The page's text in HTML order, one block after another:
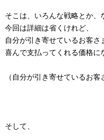
そこは、いろんな戦略とか、
今回は詳細は省くけれど、
自分が引き寄せているお客さ
喜んで支払ってくれる価格に
（自分が引き寄せているお
そして、